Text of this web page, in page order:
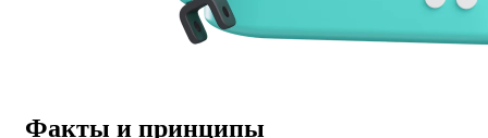
Факты и принципы